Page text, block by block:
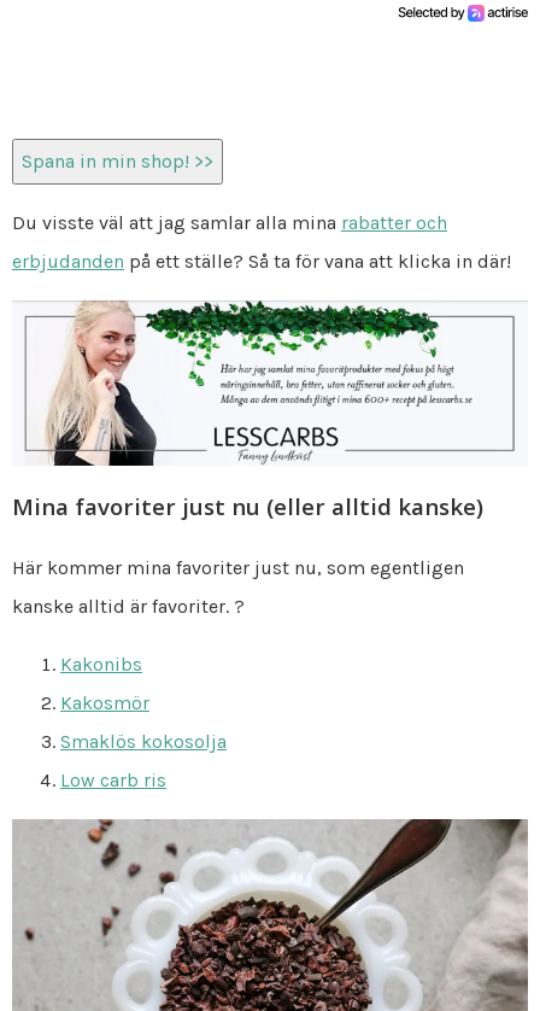
Spana in min shop! >>
Du visste väl att jag samlar alla mina rabatter och
erbjudanden på ett ställe? Så ta för vana att klicka in där!
Mina favoriter just nu (eller alltid kanske)
Här kommer mina favoriter just nu, som egentligen
kanske alltid är favoriter. ?
Kakonibs
Kakosmör
Smaklös kokosolja
Low carb ris